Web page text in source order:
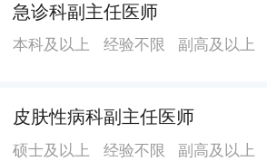
划开业后8年内，达到三级甲等综合
健、康复、康养等功能为一体的市级
急诊科副主任医师
本科及以上 经验不限 副高及以上
皮肤性病科副主任医师
硕士及以上 经验不限 副高及以上